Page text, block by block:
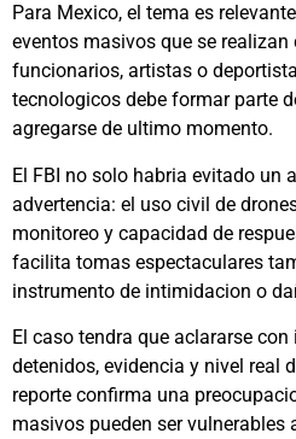
Para Mexico, el tema es
eventos masivos que se realizan
funcionarios, artistas o
tecnologicos debe formar parte
agregarse de ultimo momento.
El FBI no solo habria evitado un
advertencia: el uso civil de
monitoreo y capacidad de
facilita tomas espectaculares
instrumento de intimidacion o
El caso tendra que aclararse
detenidos, evidencia y nivel real
reporte confirma una
masivos pueden ser vulnerables